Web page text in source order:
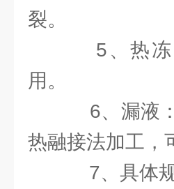
裂。
5、热冻
用。
6、漏液
热融接法加工
7、具体